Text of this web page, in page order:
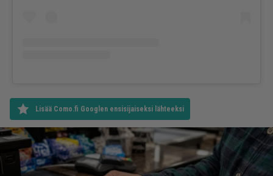
Lisää Como.fi Googlen ensisijaiseksi lähteeksi